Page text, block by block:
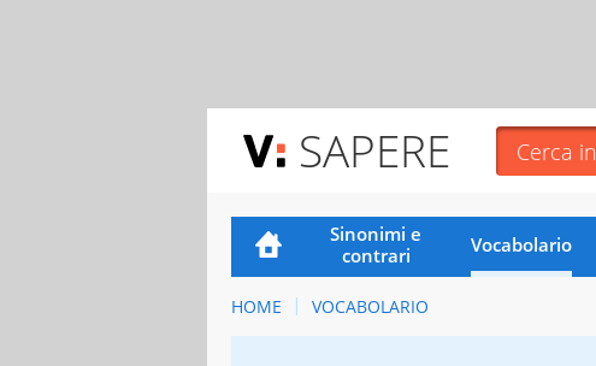
SAPERE
Sinonimi e
contrari
Vocabolario
HOME VOCABOLARIO